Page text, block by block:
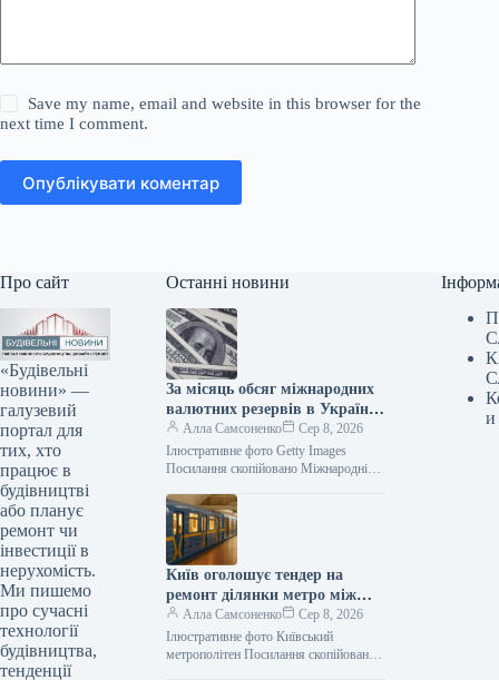
Save my name, email and website in this browser for the
next time I comment.
Опублікувати коментар
Про сайт
«Будівельні
новини» —
галузевий
портал для
тих, хто
працює в
будівництві
або планує
ремонт чи
інвестиції в
нерухомість.
Ми пишемо
про сучасні
технології
будівництва,
тенденції
Останні новини
За місяць обсяг міжнародних
валютних резервів в Україні
зменшився
Алла Самсоненко
Сер 8, 2026
Ілюстративне фото Getty Images
Посилання скопійовано Міжнародні
на 0,1%, досягнувши 51,2 мільярда
доларів станом на…
Київ оголошує тендер на
ремонт ділянки метро між
станціями “Тараса Шевченка”
та “Почайна”, оціненої у 1,76
мільярда гривень.
Алла Самсоненко
Сер 8, 2026
Ілюстративне фото Київський
метрополітен Посилання скопійовано
и